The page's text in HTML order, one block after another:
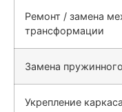
Ремонт / замена
трансформации
Замена
Укрепление каркаса